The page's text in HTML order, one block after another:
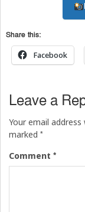
Share this:
Facebook
Leave a
Your email
marked *
Comment *